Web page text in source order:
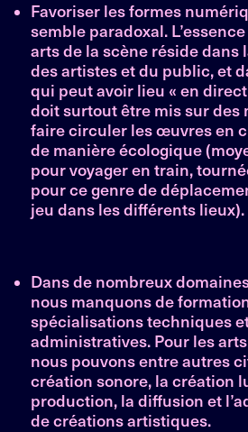
Favoriser les formes
semble paradoxal.
arts de la scène réside dans
des artistes et du public, et
qui peut avoir lieu « en direct
doit surtout être mis sur des
faire circuler les œuvres en
de manière écologique
pour voyager en train,
pour ce genre de
jeu dans les différents lieux).
Dans de nombreux
nous manquons de
spécialisations techniques
administratives. Pour les
nous pouvons entre autres
création sonore, la création
production, la diffusion et
de créations artistiques.